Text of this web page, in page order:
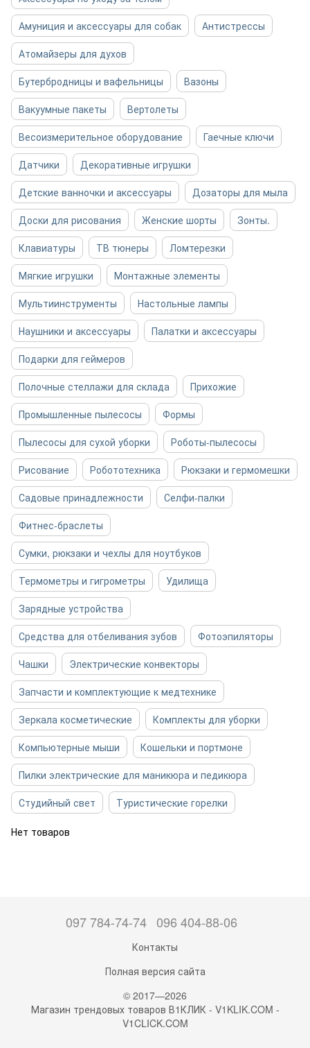
Амуниция и аксессуары для собак
Антистрессы
Атомайзеры для духов
Бутербродницы и вафельницы
Вазоны
Вакуумные пакеты
Вертолеты
Весоизмерительное оборудование
Гаечные ключи
Датчики
Декоративные игрушки
Детские ванночки и аксессуары
Дозаторы для мыла
Доски для рисования
Женские шорты
Зонты.
Клавиатуры
ТВ тюнеры
Ломтерезки
Мягкие игрушки
Монтажные элементы
Мультиинструменты
Настольные лампы
Наушники и аксессуары
Палатки и аксессуары
Подарки для геймеров
Полочные стеллажи для склада
Прихожие
Промышленные пылесосы
Формы
Пылесосы для сухой уборки
Роботы-пылесосы
Рисование
Робототехника
Рюкзаки и гермомешки
Садовые принадлежности
Селфи-палки
Фитнес-браслеты
Сумки, рюкзаки и чехлы для ноутбуков
Термометры и гигрометры
Удилища
Зарядные устройства
Средства для отбеливания зубов
Фотоэпиляторы
Чашки
Электрические конвекторы
Запчасти и комплектующие к медтехнике
Зеркала косметические
Комплекты для уборки
Компьютерные мыши
Кошельки и портмоне
Пилки электрические для маникюра и педикюра
Студийный свет
Туристические горелки
Нет товаров
097 784-74-74 096 404-88-06
Контакты
Полная версия сайта
© 2017—2026
Магазин трендовых товаров В1КЛИК - V1KLIK.COM -
V1CLICK.COM